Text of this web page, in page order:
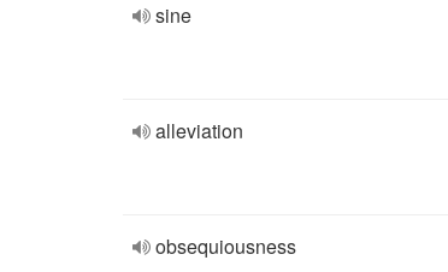
sine
alleviation
obsequiousness